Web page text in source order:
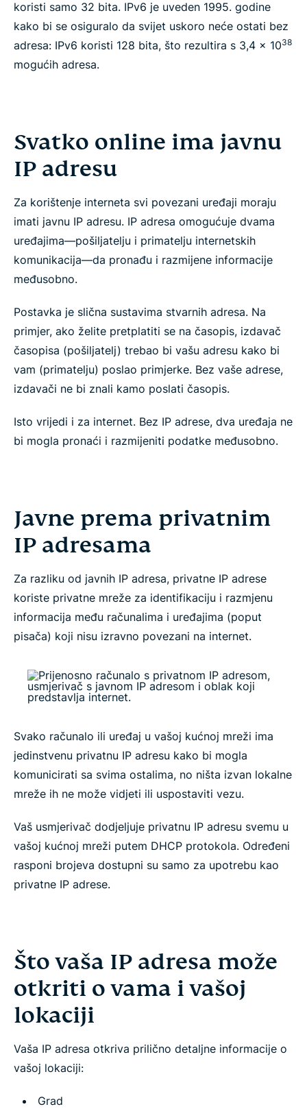
koristi samo 32 bita. IPv6 je uveden 1995. godine
kako bi se osiguralo da svijet uskoro neće ostati bez
adresa: IPv6 koristi 128 bita, što rezultira s 3,4 x 1038
mogućih adresa.
Svatko online ima javnu
IP adresu
Za korištenje interneta svi povezani uređaji moraju
imati javnu IP adresu. IP adresa omogućuje dvama
uređajima—pošiljatelju i primatelju internetskih
komunikacija—da pronađu i razmijene informacije
međusobno.
Postavka je slična sustavima stvarnih adresa. Na
primjer, ako želite pretplatiti se na časopis, izdavač
časopisa (pošiljatelj) trebao bi vašu adresu kako bi
vam (primatelju) poslao primjerke. Bez vaše adrese,
izdavači ne bi znali kamo poslati časopis.
Isto vrijedi i za internet. Bez IP adrese, dva uređaja ne
bi mogla pronaći i razmijeniti podatke međusobno.
Javne prema privatnim
IP adresama
Za razliku od javnih IP adresa, privatne IP adrese
koriste privatne mreže za identifikaciju i razmjenu
informacija među računalima i uređajima (poput
pisača) koji nisu izravno povezani na internet.
Svako računalo ili uređaj u vašoj kućnoj mreži ima
jedinstvenu privatnu IP adresu kako bi mogla
komunicirati sa svima ostalima, no ništa izvan lokalne
mreže ih ne može vidjeti ili uspostaviti vezu.
Vaš usmjerivač dodjeljuje privatnu IP adresu svemu u
vašoj kućnoj mreži putem DHCP protokola. Određeni
rasponi brojeva dostupni su samo za upotrebu kao
privatne IP adrese.
Što vaša IP adresa može
otkriti o vama i vašoj
lokaciji
Vaša IP adresa otkriva prilično detaljne informacije o
vašoj lokaciji:
Grad